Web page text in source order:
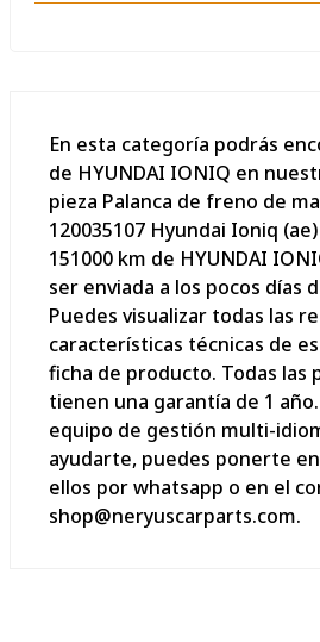
En esta categoría podrás
de HYUNDAI IONIQ en
pieza Palanca de freno de
120035107 Hyundai Ioniq
151000 km de HYUNDAI
ser enviada a los pocos días
Puedes visualizar todas las
características técnicas de
ficha de producto. Todas las
tienen una garantía de 1
equipo de gestión multi-
ayudarte, puedes ponerte
ellos por whatsapp o en el
shop@neryuscarparts.com.